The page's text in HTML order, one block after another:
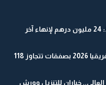
مستشفى ابن سينا الجديد بالرباط: 24 مليون درهم لإنهاء آخر
مراكش تستعد لتنظيم جيتيكس إفريقيا 2026 بصفقات تتجاوز 118
العالي.. خياران للتنزيل وورش